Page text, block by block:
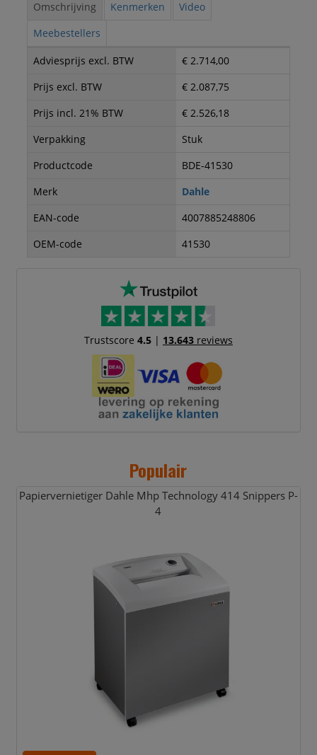
Omschrijving Kenmerken
Video
Meebestellers
Adviesprijs excl. BTW
€ 2.714,00
Prijs excl. BTW
€ 2.087,75
Prijs incl. 21% BTW
€ 2.526,18
Verpakking
Stuk
Productcode
BDE-41530
Merk
Dahle
EAN-code
4007885248806
OEM-code
41530
Trustscore 4.5| 13.643reviews
Populair
Papiervernietiger Dahle Mhp Technology 414 Snippers P-
4